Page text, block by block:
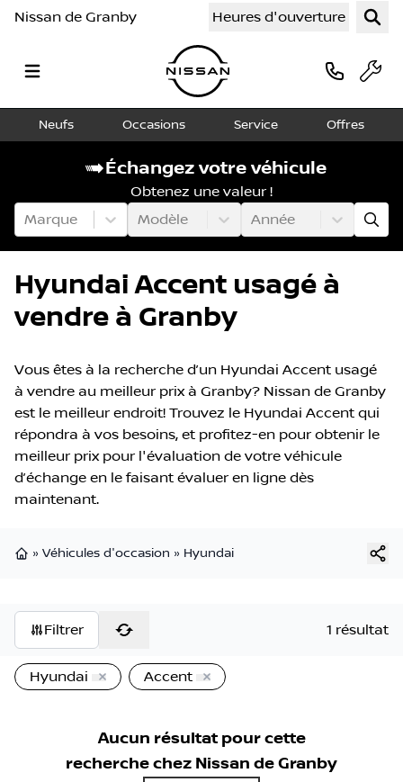
Nissan de Granby Heures d'ouverture
Neufs Occasions Service Offres
Échangez votre véhicule
Obtenez une valeur !
Marque
Modèle Année
Hyundai Accent usagé à
vendre à Granby
Vous êtes à la recherche d’un Hyundai Accent usagé
à vendre au meilleur prix à Granby? Nissan de Granby
est le meilleur endroit! Trouvez le Hyundai Accent qui
répondra à vos besoins, et profitez-en pour obtenir le
meilleur prix pour l'évaluation de votre véhicule
d’échange en le faisant évaluer en ligne dès
maintenant.
» Véhicules d'occasion » Hyundai
Filtrer 1 résultat
Hyundai Accent
Aucun résultat pour cette
recherche chez Nissan de Granby